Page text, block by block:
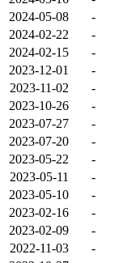
2024-05-08
-
2024-02-22
-
2024-02-15
-
2023-12-01
-
2023-11-02
-
2023-10-26
-
2023-07-27
-
2023-07-20
-
2023-05-22
-
2023-05-11
-
2023-05-10
-
2023-02-16
-
2023-02-09
-
2022-11-03
-